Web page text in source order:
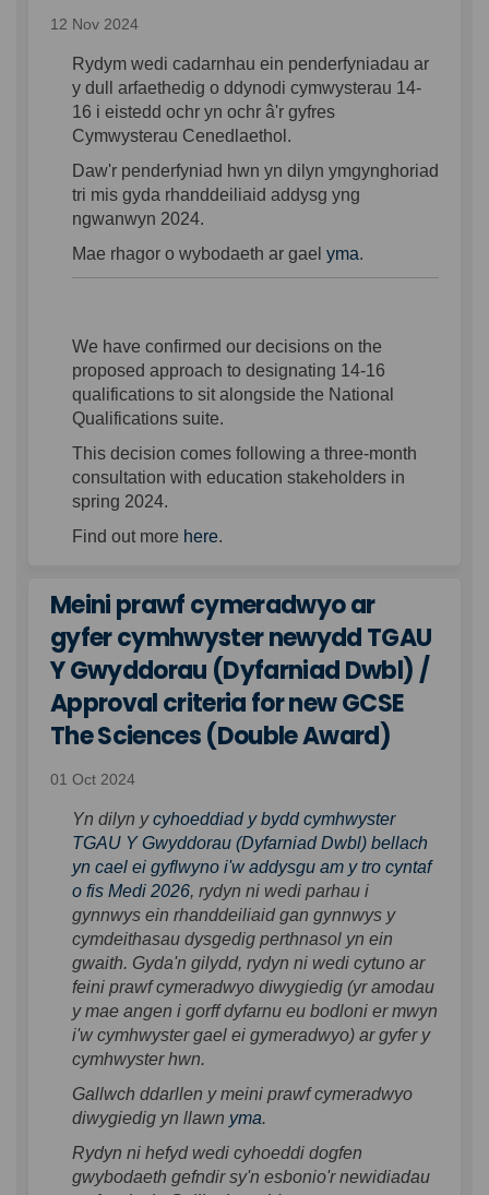
12 Nov 2024
Rydym wedi cadarnhau ein penderfyniadau ar
y dull arfaethedig o ddynodi cymwysterau 14-
16 i eistedd ochr yn ochr â'r gyfres
Cymwysterau Cenedlaethol.
Daw'r penderfyniad hwn yn dilyn ymgynghoriad
tri mis gyda rhanddeiliaid addysg yng
ngwanwyn 2024.
Mae rhagor o wybodaeth ar gael yma.
We have confirmed our decisions on the
proposed approach to designating 14-16
qualifications to sit alongside the National
Qualifications suite.
This decision comes following a three-month
consultation with education stakeholders in
spring 2024.
Find out more here.
Meini prawf cymeradwyo ar
gyfer cymhwyster newydd TGAU
Y Gwyddorau (Dyfarniad Dwbl) /
Approval criteria for new GCSE
The Sciences (Double Award)
01 Oct 2024
Yn dilyn ycyhoeddiad y bydd cymhwyster
TGAU Y Gwyddorau (Dyfarniad Dwbl) bellach
yn cael ei gyflwyno i'w addysgu am y tro cyntaf
o fis Medi 2026, rydyn ni wedi parhau i
gynnwys ein rhanddeiliaid gan gynnwys y
cymdeithasau dysgedig perthnasol yn ein
gwaith. Gyda'n gilydd, rydyn ni wedi cytuno ar
feini prawf cymeradwyo diwygiedig (yr amodau
y mae angen i gorff dyfarnu eu bodloni er mwyn
i'w cymhwyster gael ei gymeradwyo) ar gyfer y
cymhwyster hwn.
Gallwch ddarllen y meini prawf cymeradwyo
diwygiedig yn llawn yma.
Rydyn ni hefyd wedi cyhoeddi dogfen
gwybodaeth gefndir sy'n esbonio'r newidiadau